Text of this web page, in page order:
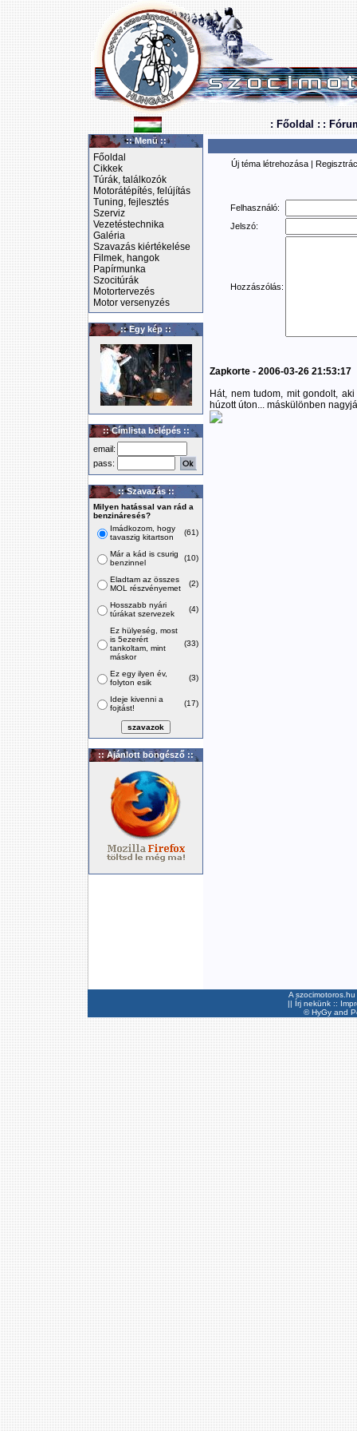
: Főoldal : :
:: Menü ::
Főoldal
Cikkek
Túrák, találkozók
Motorátépítés, felújítás
Tuning, fejlesztés
Szerviz
Vezetéstechnika
Galéria
Szavazás kiértékelése
Filmek, hangok
Papírmunka
Szocitúrák
Motortervezés
Motor versenyzés
:: Egy kép ::
:: Címlista belépés ::
email:
pass:
:: Szavazás ::
Milyen hatással van rád a
benzináresés?
Imádkozom, hogy
tavaszig kitartson
(61)
Már a kád is csurig
benzinnel
(10)
Eladtam az összes
MOL részvényemet
(2)
Hosszabb nyári
túrákat szervezek
(4)
Ez hülyeség, most
is 5ezerért
tankoltam, mint
máskor
(33)
Ez egy ilyen év,
folyton esik
(3)
Ideje kivenni a
fojtást!
(17)
:: Ajánlott böngésző ::
Új téma létrehozása |
Felhasználó:
Jelszó:
Hozzászólás:
Zapkorte - 2006-03-26 21:53:17
Hát, nem tudom, mit gondolt,
húzott úton... máskülönben
A
|| Írj nekünk ::
©HyGyand